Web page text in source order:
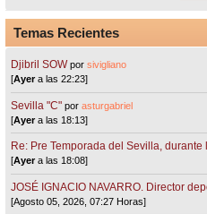
Temas Recientes
Djibril SOW porsivigliano
[Ayera las 22:23]
Sevilla "C"porasturgabriel
[Ayera las 18:13]
Re: Pre Temporada del Sevilla, durante
[Ayera las 18:08]
JOSÉ IGNACIO NAVARRO. Director
[Agosto 05, 2026, 07:27 Horas]